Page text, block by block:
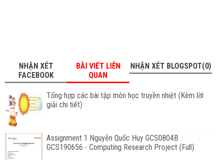
NHẬN XÉT
FACEBOOK
BÀI VIẾT LIÊN
QUAN
NHẬN XÉT BLOGSPOT(0)
Tổng hợp các bài tập môn học truyền nhiệt (Kèm lờì
giải chi tiết)
Assignment 1 Nguyễn Quốc Huy GCS0804B
GCS190656 - Computing Research Project (Full)